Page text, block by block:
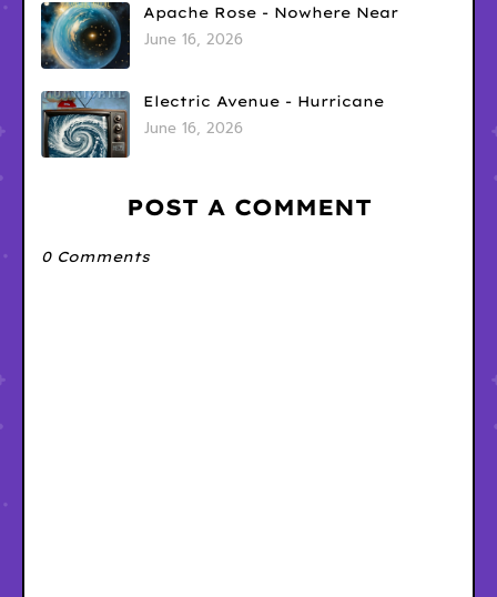
Apache Rose - Nowhere Near
June 16, 2026
Electric Avenue - Hurricane
June 16, 2026
POST A COMMENT
0 Comments